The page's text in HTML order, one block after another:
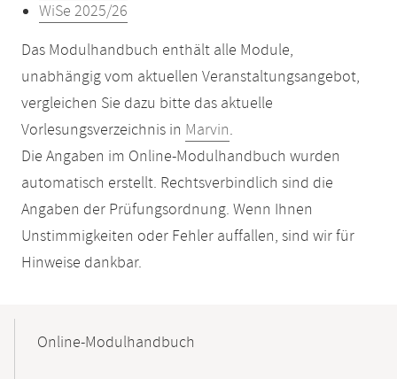
WiSe 2025/26
Das Modulhandbuch enthält alle Module,
unabhängig vom aktuellen Veranstaltungsangebot,
vergleichen Sie dazu bitte das aktuelle
Vorlesungsverzeichnis in Marvin.
Die Angaben im Online-Modulhandbuch wurden
automatisch erstellt. Rechtsverbindlich sind die
Angaben der Prüfungsordnung. Wenn Ihnen
Unstimmigkeiten oder Fehler auffallen, sind wir für
Hinweise dankbar.
NavigationOnline-Modulhandbuch